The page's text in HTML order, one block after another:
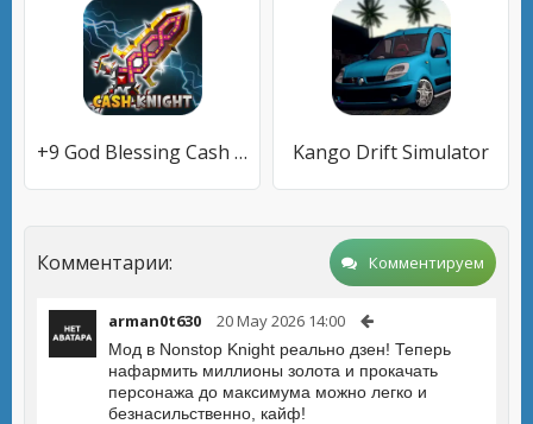
+9 God Blessing Cash Knight Kango Drift Simulator
Комментарии: Комментируем
arman0t630 20 May 2026 14:00
Мод в Nonstop Knight реально дзен! Теперь
нафармить миллионы золота и прокачать
персонажа до максимума можно легко и
безнасильственно, кайф!